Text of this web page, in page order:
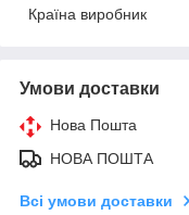
Країна виробник
Умови доставки
Нова Пошта
НОВА ПОШТА
Всі умови доставки